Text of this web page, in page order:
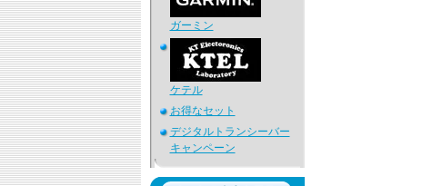
ガーミン
ケテル
お得なセット
デジタルトランシーバー
キャンペーン